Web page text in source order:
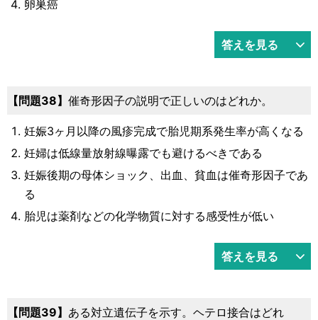
卵巣癌
答えを見る
問題38 催奇形因子の説明で正しいのはどれか。
妊娠3ヶ月以降の風疹完成で胎児期系発生率が高くなる
妊婦は低線量放射線曝露でも避けるべきである
妊娠後期の母体ショック、出血、貧血は催奇形因子であ
る
胎児は薬剤などの化学物質に対する感受性が低い
答えを見る
問題39
ある対立遺伝子を示す。ヘテロ接合はどれ